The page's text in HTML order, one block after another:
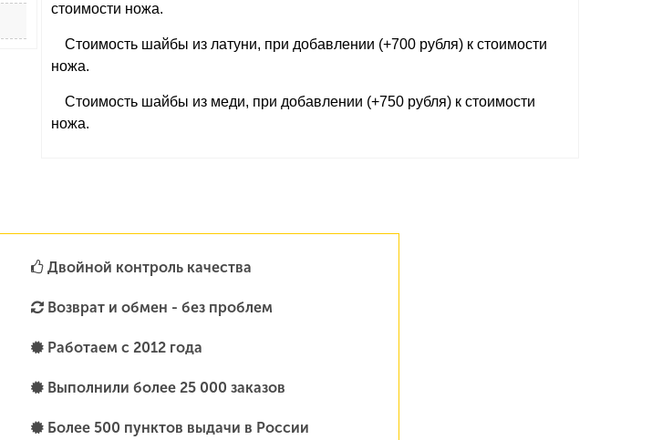
стоимости ножа.
Стоимость шайбы из латуни, при добавлении (+700 рубля) к стоимости
ножа.
Стоимость шайбы из меди, при добавлении (+750 рубля) к стоимости
ножа.
Двойной контроль качества
Возврат и обмен - без проблем
Работаем с 2012 года
Выполнили более 25 000 заказов
Более 500 пунктов выдачи в России